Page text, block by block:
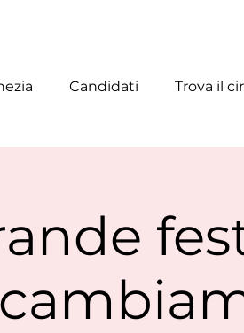
Candidati Trova il